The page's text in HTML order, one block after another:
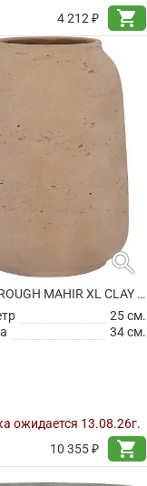
4 212 ₽
shopping_cart
search
КАШПО ROUGH MAHIR XL CLAY WASHED
25 см.
34 см.
ожидается 13.08.26г.
10 355 ₽
shopping_cart